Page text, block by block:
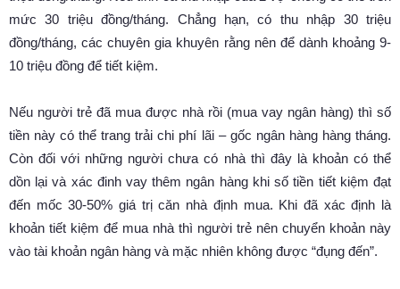
mức 30 triệu đồng/tháng. Chẳng hạn, có thu nhập 30 triệu
đồng/tháng, các chuyên gia khuyên rằng nên để dành khoảng 9-
10 triệu đồng để tiết kiệm.
Nếu người trẻ đã mua được nhà rồi (mua vay ngân hàng) thì số
tiền này có thể trang trải chi phí lãi – gốc ngân hàng hàng tháng.
Còn đối với những người chưa có nhà thì đây là khoản có thể
dồn lại và xác đinh vay thêm ngân hàng khi số tiền tiết kiệm đạt
đến mốc 30-50% giá trị căn nhà định mua. Khi đã xác định là
khoản tiết kiệm để mua nhà thì người trẻ nên chuyển khoản này
vào tài khoản ngân hàng và mặc nhiên không được “đụng đến”.